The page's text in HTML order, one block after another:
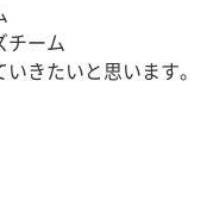
チーム
きたいと思います。